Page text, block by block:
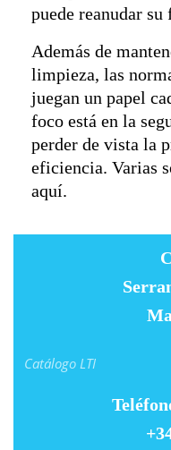
puede reanudar
Además de
limpieza, las
juegan un papel
foco está en la
perder de vista la
eficiencia. Varias
aquí.
Catálogo LTI